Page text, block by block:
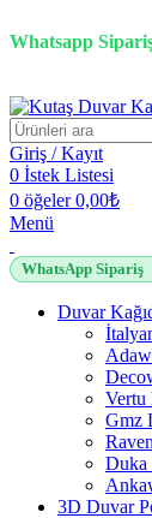
Whatsapp
Giriş / Kayıt
0 İstek Listesi
0 öğeler 0,00₺
Menü
WhatsApp Sipariş
Duvar
Vertu
Gmz
Duka
3D Duvar